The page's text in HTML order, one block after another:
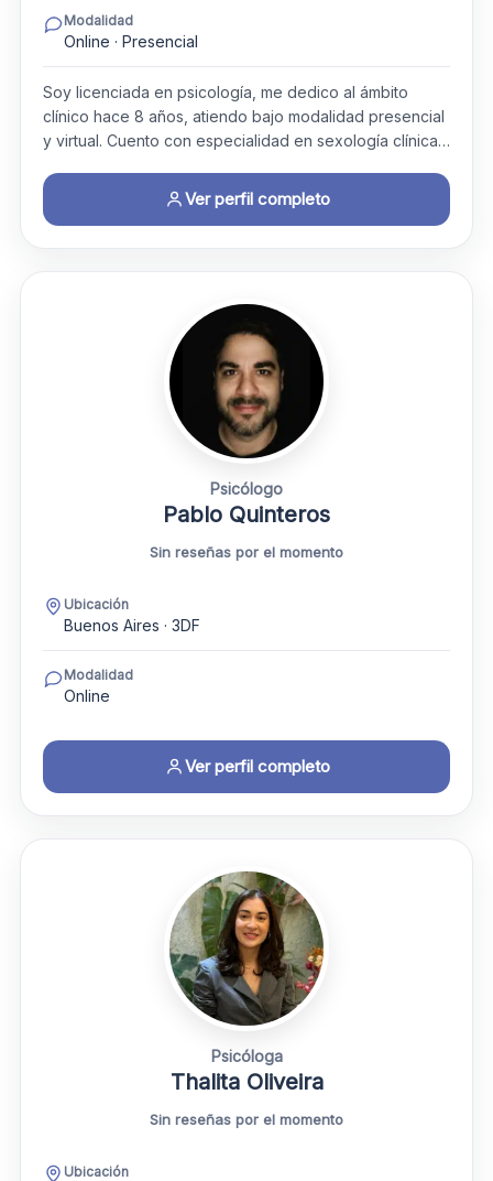
Modalidad
Online · Presencial
Soy licenciada en psicología, me dedico al ámbito
clínico hace 8 años, atiendo bajo modalidad presencial
y virtual. Cuento con especialidad en sexología clínica…
Ver perfil completo
Psicólogo
Pablo Quinteros
Sin reseñas por el momento
Ubicación
Buenos Aires · 3DF
Modalidad
Online
Ver perfil completo
Psicóloga
Thalita Oliveira
Sin reseñas por el momento
Ubicación